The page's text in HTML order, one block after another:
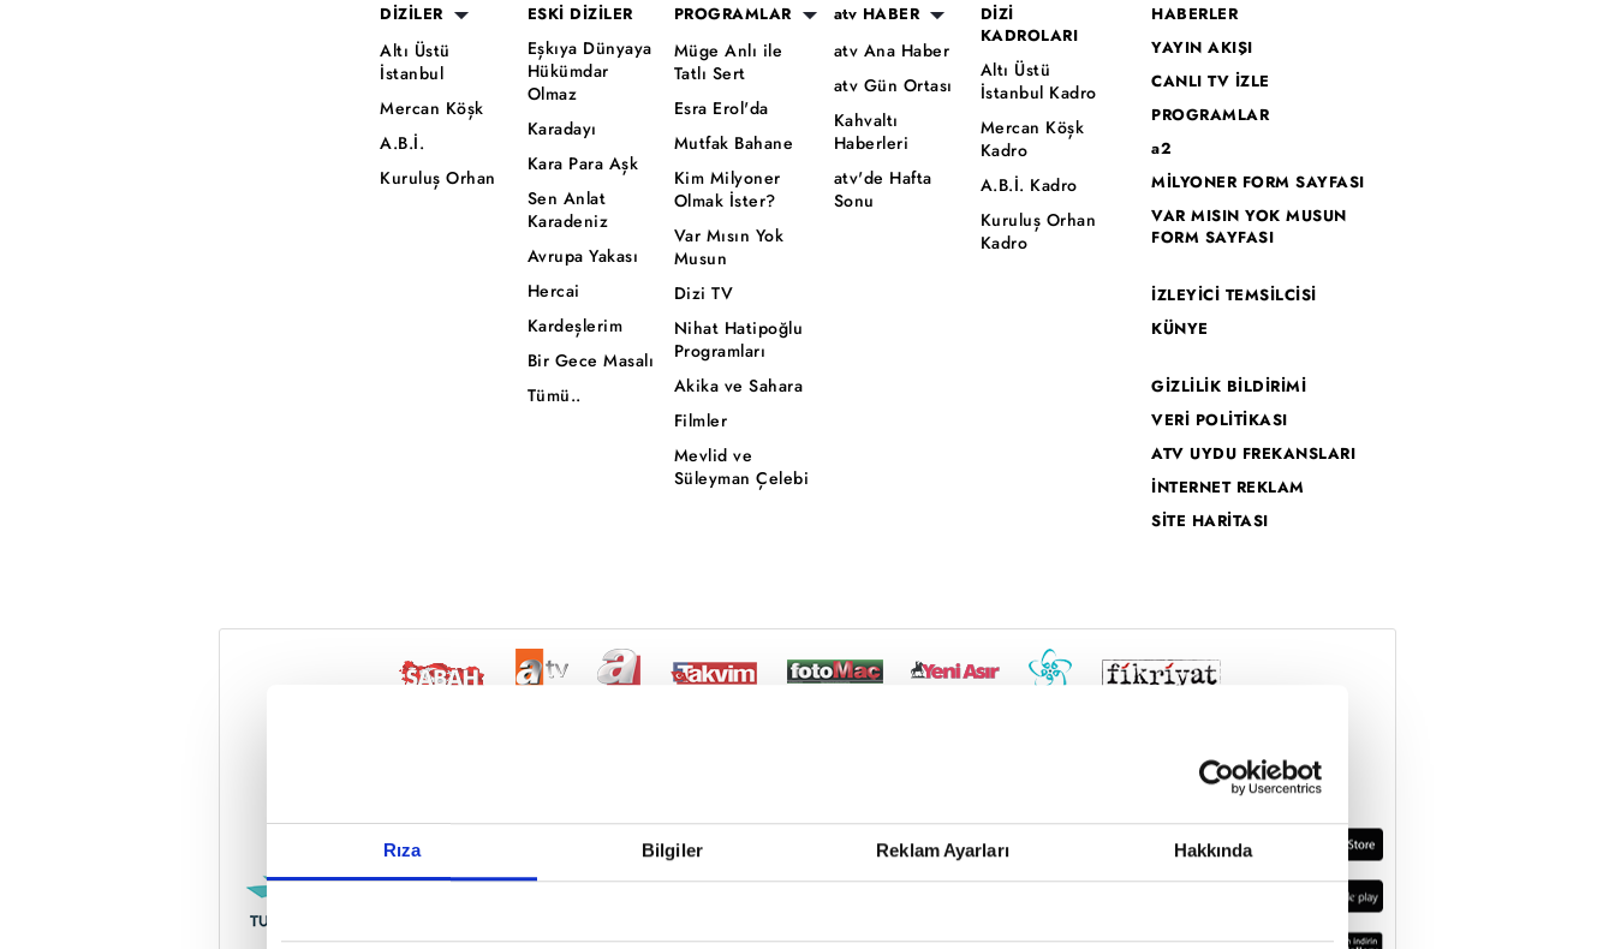
Rıza Bilgiler Reklam Ayarları Hakkında
Reddet
DİZİLER
Altı Üstü
İstanbul
Mercan Köşk
A.B.İ.
Kuruluş Orhan
ESKİ DİZİLER
Eşkıya Dünyaya
Hükümdar
Olmaz
Karadayı
Kara Para Aşk
Sen Anlat
Karadeniz
Avrupa Yakası
Hercai
Kardeşlerim
Bir Gece Masalı
Tümü..
PROGRAMLAR
Müge Anlı ile
Tatlı Sert
Esra Erol'da
Mutfak Bahane
Kim Milyoner
Olmak İster?
Var Mısın Yok
Musun
Dizi TV
Nihat Hatipoğlu
Programları
Akika ve Sahara
Filmler
Mevlid ve
Süleyman Çelebi
atv HABER
atv Ana Haber
atv Gün Ortası
Kahvaltı
Haberleri
atv'de Hafta
Sonu
DİZİ
KADROLARI
Altı Üstü
İstanbul Kadro
Mercan Köşk
Kadro
A.B.İ. Kadro
Kuruluş Orhan
Kadro
HABERLER
YAYIN AKIŞI
CANLI TV İZLE
PROGRAMLAR
a2
MİLYONER FORM SAYFASI
VAR MISIN YOK MUSUN
FORM SAYFASI
İZLEYİCİ TEMSİLCİSİ
KÜNYE
GİZLİLİK BİLDİRİMİ
VERİ POLİTİKASI
ATV UYDU FREKANSLARI
İNTERNET REKLAM
SİTE HARİTASI